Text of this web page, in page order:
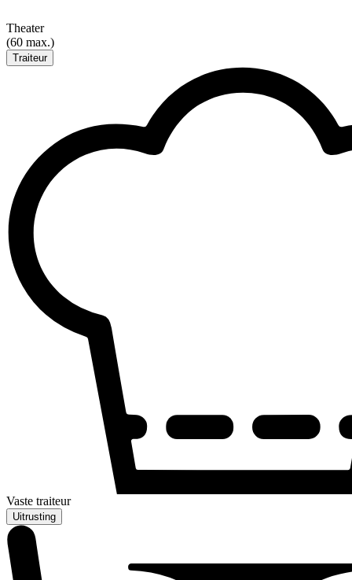
Theater
(60 max.)
Traiteur
Vaste traiteur
Uitrusting